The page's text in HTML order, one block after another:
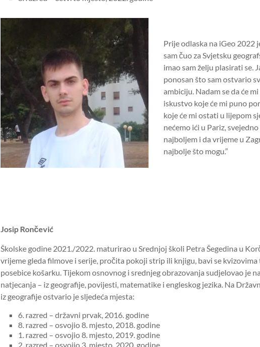
Prije odlaska na iGeo 2022
sam čuo za Svjetsku
imao sam želju plasirati se.
ponosan što sam ostvario
ambiciju. Nadam se da će
iskustvo koje će mi puno
koje će mi ostati u lijepom
nećemo ići u Pariz,
najboljem i da vrijeme u
najbolje što mogu.”
Josip Rončević
Školske godine 2021./2022. maturirao u Srednjoj školi Petra Šegedina u
vrijeme gleda filmove i serije, pročita pokoji strip ili knjigu, bavi se
posebice košarku. Tijekom osnovnog i srednjeg obrazovanja sudjelovao je
natjecanja – iz geografije, povijesti, matematike i engleskog jezika. Na
iz geografije ostvario je sljedeća mjesta:
6. razred – državni prvak, 2016. godine
8. razred – osvojio 8. mjesto, 2018. godine
1. razred – osvojio 8. mjesto, 2019. godine
2. razred – osvojio 3. mjesto, 2020. godine